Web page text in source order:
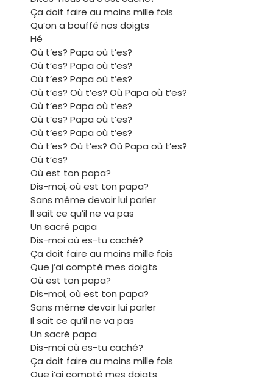
Ça doit faire au moins mille fois
Qu’on a bouffé nos doigts
Hé
Où t’es? Papa où t’es?
Où t’es? Papa où t’es?
Où t’es? Papa où t’es?
Où t’es? Où t’es? Où Papa où t’es?
Où t’es? Papa où t’es?
Où t’es? Papa où t’es?
Où t’es? Papa où t’es?
Où t’es? Où t’es? Où Papa où t’es?
Où t’es?
Où est ton papa?
Dis-moi, où est ton papa?
Sans même devoir lui parler
Il sait ce qu’il ne va pas
Un sacré papa
Dis-moi où es-tu caché?
Ça doit faire au moins mille fois
Que j’ai compté mes doigts
Où est ton papa?
Dis-moi, où est ton papa?
Sans même devoir lui parler
Il sait ce qu’il ne va pas
Un sacré papa
Dis-moi où es-tu caché?
Ça doit faire au moins mille fois
Que j’ai compté mes doigts